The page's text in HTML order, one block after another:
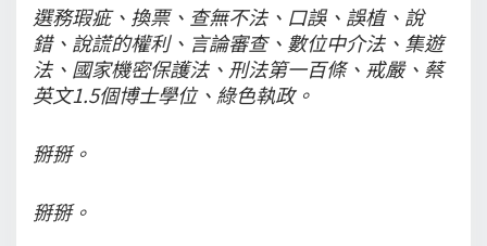
選務瑕疵、換票、查無不法、口誤、誤植、說
錯、說謊的權利、言論審查、數位中介法、集遊
法、國家機密保護法、刑法第一百條、戒嚴、蔡
英文1.5個博士學位、綠色執政。
掰掰。
掰掰。